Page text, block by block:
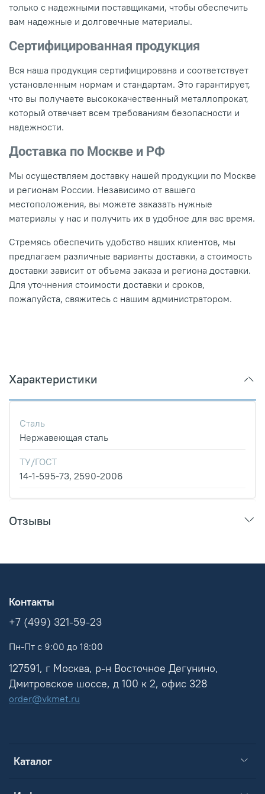
только с надежными поставщиками, чтобы обеспечить
вам надежные и долговечные материалы.
Сертифицированная продукция
Вся наша продукция сертифицирована и соответствует
установленным нормам и стандартам. Это гарантирует,
что вы получаете высококачественный металлопрокат,
который отвечает всем требованиям безопасности и
надежности.
Доставка по Москве и РФ
Мы осуществляем доставку нашей продукции по Москве
и регионам России. Независимо от вашего
местоположения, вы можете заказать нужные
материалы у нас и получить их в удобное для вас время.
Стремясь обеспечить удобство наших клиентов, мы
предлагаем различные варианты доставки, а стоимость
доставки зависит от объема заказа и региона доставки.
Для уточнения стоимости доставки и сроков,
пожалуйста, свяжитесь с нашим администратором.
Характеристики
Сталь
Нержавеющая сталь
ТУ/ГОСТ
14-1-595-73, 2590-2006
Отзывы
Каталог
Контакты
+7 (499) 321-59-23
Пн-Пт с 9:00 до 18:00
127591, г Москва, р-н Восточное Дегунино,
Дмитровское шоссе, д 100 к 2, офис 328
order@vkmet.ru